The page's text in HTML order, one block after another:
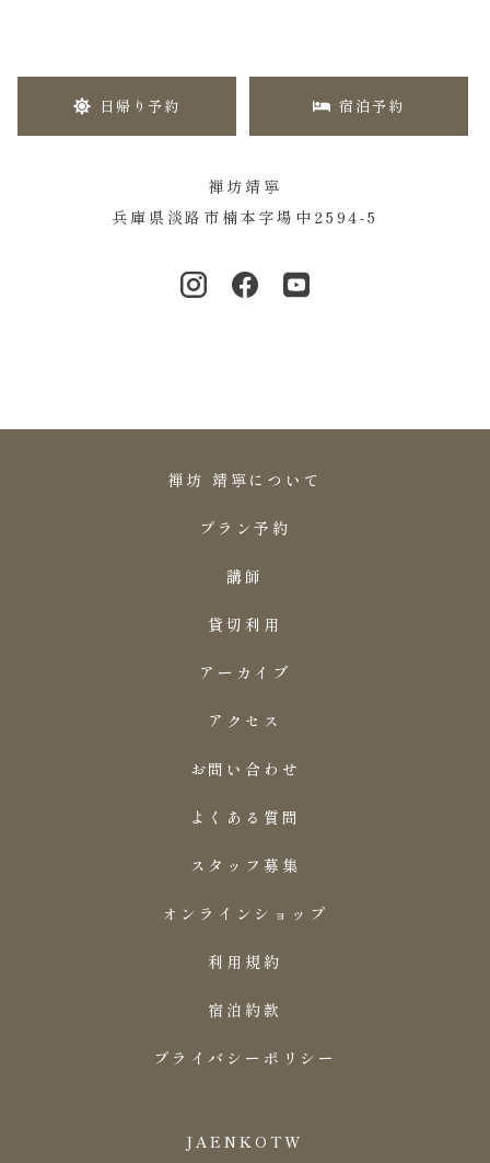
日帰り予約 宿泊予約
禅坊靖寧
兵庫県淡路市楠本字場中2594-5
禅坊 靖寧について
プラン予約
講師
貸切利用
アーカイブ
アクセス
お問い合わせ
よくある質問
スタッフ募集
オンラインショップ
利用規約
宿泊約款
プライバシーポリシー
JAENKO TW